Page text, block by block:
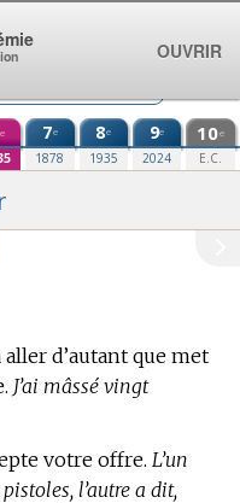
e 7e
1878
8e
1935
9e
2024
10e
E.C.
d’autant que met
J’ai mâssé vingt
votre offre. L’un
l’autre a dit,
OUVRIR